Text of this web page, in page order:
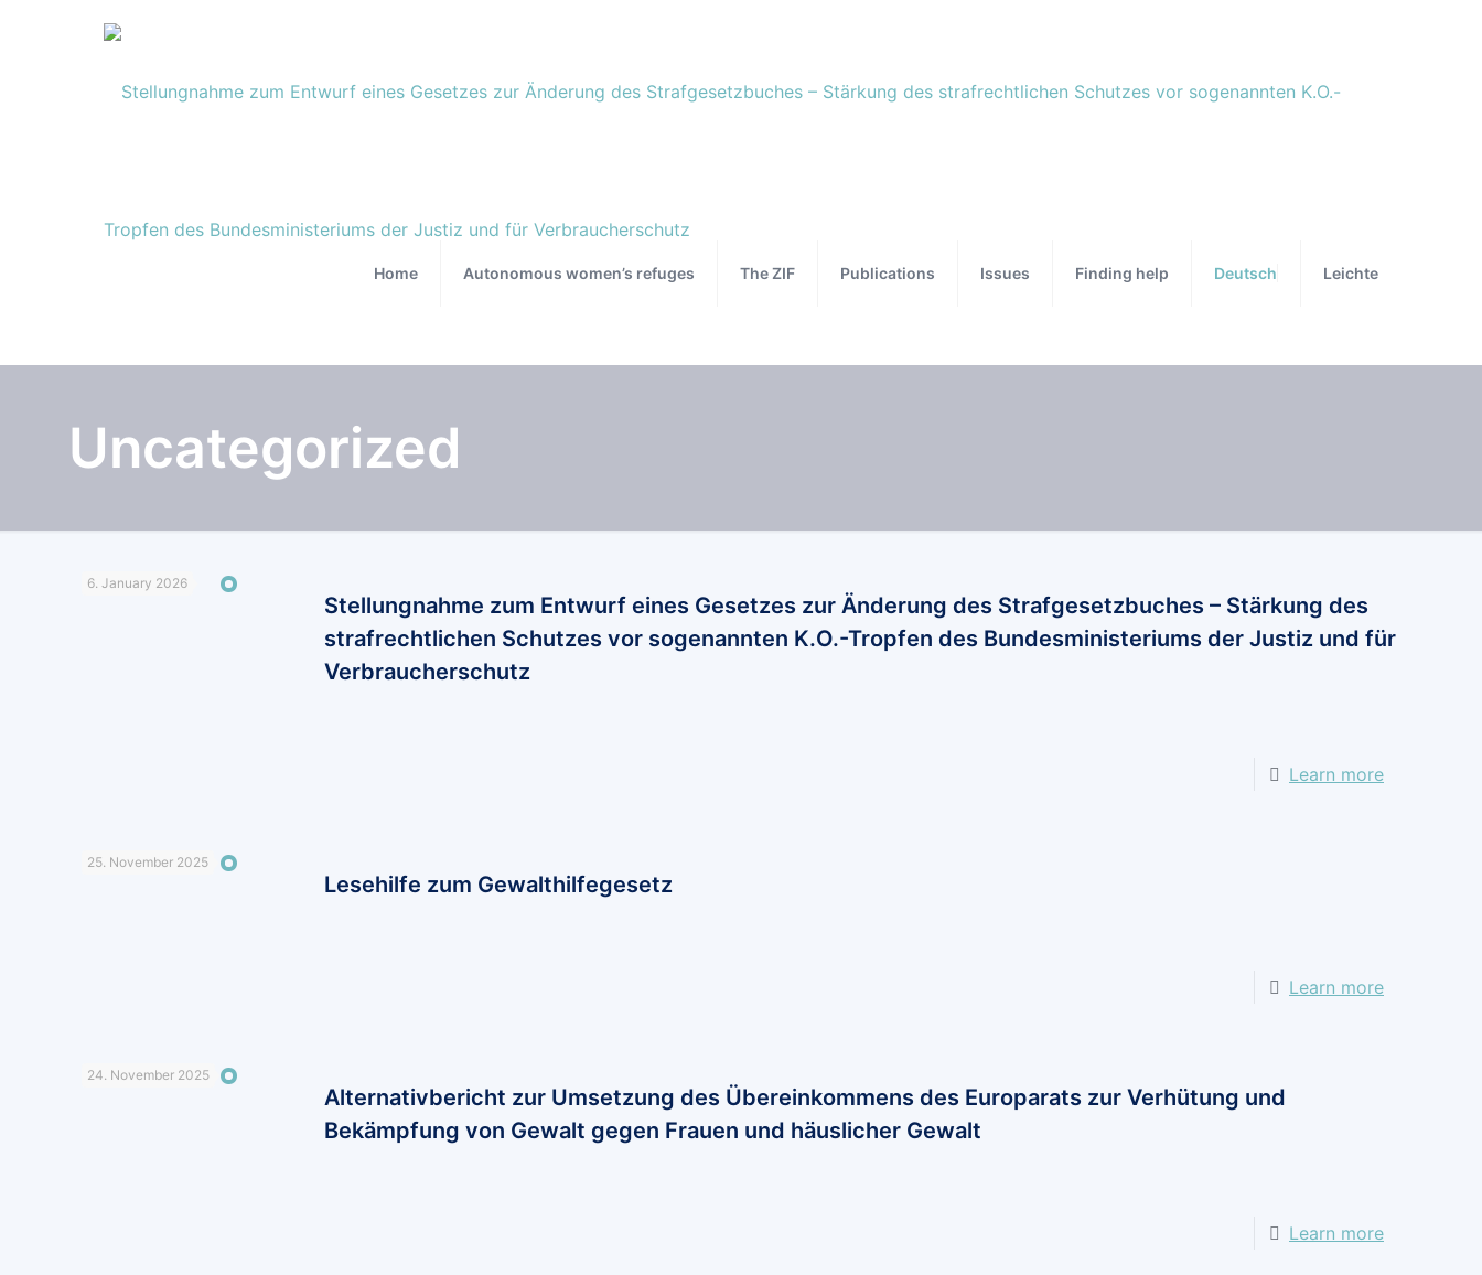
Home Autonomous women’s refuges The ZIF Publications Issues Finding help Deutsch Leichte
Uncategorized
6. January 2026
Stellungnahme zum Entwurf eines Gesetzes zur Änderung des Strafgesetzbuches – Stärkung des
strafrechtlichen Schutzes vor sogenannten K.O.-Tropfen des Bundesministeriums der Justiz und für
Verbraucherschutz
Learn more-
Schutzes
25. November 2025
Lesehilfe zum Gewalthilfegesetz
Learn more
24. November 2025
Alternativbericht zur Umsetzung des Übereinkommens des Europarats zur Verhütung und
Bekämpfung von Gewalt gegen Frauen und häuslicher Gewalt
Learn more